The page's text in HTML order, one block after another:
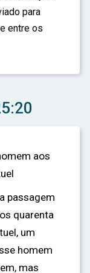
para
entre os
aos
passagem
quarenta
um
homem
mas